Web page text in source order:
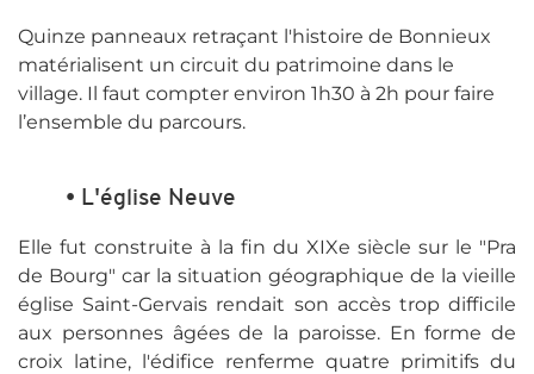
Quinze panneaux retraçant l'histoire de Bonnieux
matérialisent un circuit du patrimoine dans le
village. Il faut compter environ 1h30 à 2h pour faire
l’ensemble du parcours.
• L'église Neuve
Elle fut construite à la fin du XIXe siècle sur le "Pra
de Bourg" car la situation géographique de la vieille
église Saint-Gervais rendait son accès trop difficile
aux personnes âgées de la paroisse. En forme de
croix latine, l'édifice renferme quatre primitifs du